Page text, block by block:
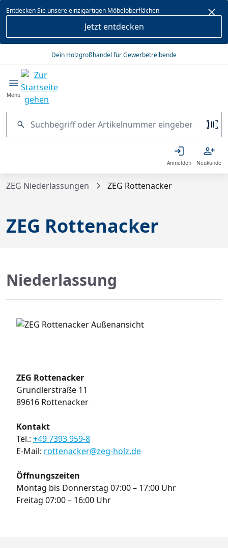
springen
Entdecken Sie unsere einzigartigen Möbeloberflächen
Jetzt entdecken
Dein Holzgroßhandel für Gewerbetreibende
Menü
Anmelden Neukunde
ZEG Niederlassungen ZEG Rottenacker
ZEG Rottenacker
Niederlassung
Bildergalerie überspringen
ZEG Rottenacker
Grundlerstraße 11
89616 Rottenacker
Kontakt
Tel.: +49 7393 959-8
E-Mail: rottenacker@zeg-holz.de
Öffnungszeiten
Montag bis Donnerstag 07:00 – 17:00 Uhr
Freitag 07:00 – 16:00 Uhr